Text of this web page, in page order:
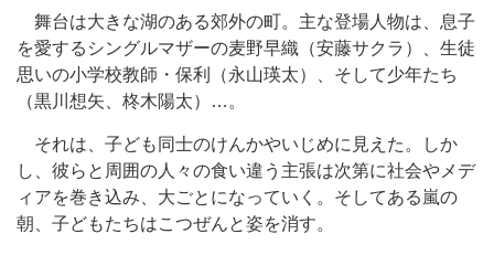
舞台は大きな湖のある郊外の町。主な登場人物は、息子
を愛するシングルマザーの麦野早織（安藤サクラ）、生徒
思いの小学校教師・保利（永山瑛太）、そして少年たち
（黒川想矢、柊木陽太）…。
それは、子ども同士のけんかやいじめに見えた。しか
し、彼らと周囲の人々の食い違う主張は次第に社会やメデ
ィアを巻き込み、大ごとになっていく。そしてある嵐の
朝、子どもたちはこつぜんと姿を消す。